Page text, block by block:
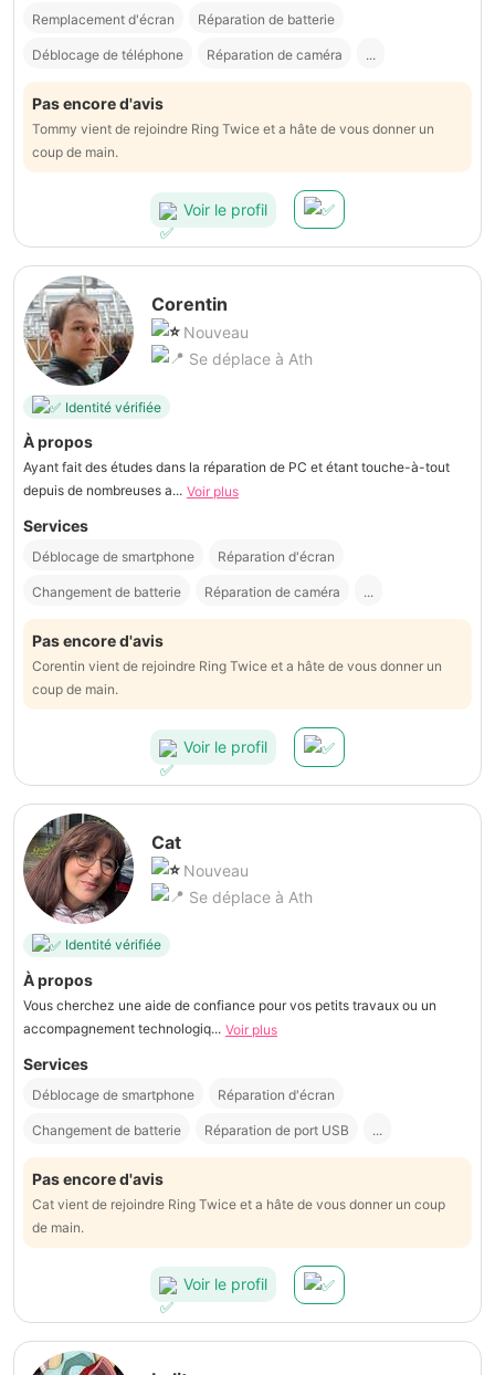
Remplacement d'écran Réparation de batterie
Déblocage de téléphone Réparation de caméra ...
Pas encore d'avis
Tommy vient de rejoindre Ring Twice et a hâte de vous donner un
coup de main.
Voir le profil
Corentin
Nouveau
Se déplace à Ath
Identité vérifiée
À propos
Ayant fait des études dans la réparation de PC et étant touche-à-tout
depuis de nombreuses a... Voir plus
Services
Déblocage de smartphone Réparation d'écran
Changement de batterie Réparation de caméra ...
Pas encore d'avis
Corentin vient de rejoindre Ring Twice et a hâte de vous donner un
coup de main.
Voir le profil
Cat
Nouveau
Se déplace à Ath
Identité vérifiée
À propos
Vous cherchez une aide de confiance pour vos petits travaux ou un
accompagnement technologiq... Voir plus
Services
Déblocage de smartphone Réparation d'écran
Changement de batterie Réparation de port USB ...
Pas encore d'avis
Cat vient de rejoindre Ring Twice et a hâte de vous donner un coup
de main.
Voir le profil